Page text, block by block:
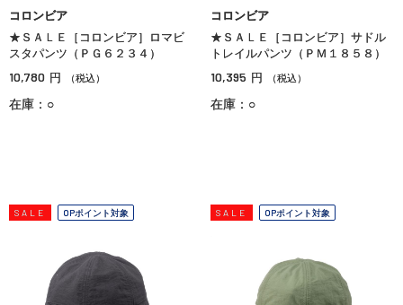
コロンビア
★ＳＡＬＥ［コロンビア］ロマビ
スタパンツ（ＰＧ６２３４）
10,780 円 （税込）
在庫：○
コロンビア
★ＳＡＬＥ［コロンビア］サドル
トレイルパンツ（ＰＭ１８５８）
10,395 円 （税込）
在庫：○
SALE OPポイント対象 SALE OPポイント対象